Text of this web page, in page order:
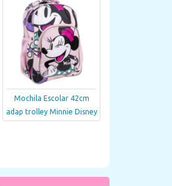
Mochila Escolar 42cm
adap trolley Minnie Disney